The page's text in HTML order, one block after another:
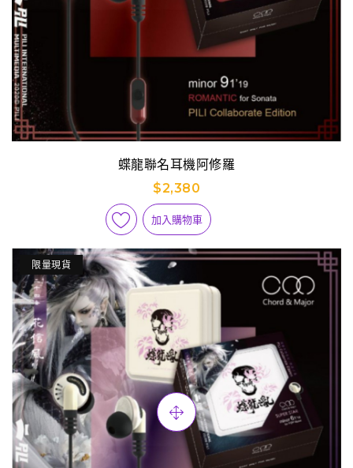
蝶龍聯名耳機阿修羅
$2,380
加入購物車
限量現貨